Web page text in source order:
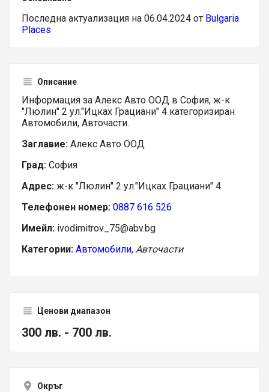
Последна актуализация на 06.04.2024 от Bulgaria
Places
Описание
Информация за Алекс Авто ООД в София, ж-к
"Люлин" 2 ул."Ицках Грациани" 4 категоризиран
Автомобили, Авточасти.
Заглавие: Алекс Авто ООД
Град: София
Адрес: ж-к "Люлин" 2 ул."Ицках Грациани" 4
Телефонен номер: 0887 616 526
Имейл: ivodimitrov_75@abv.bg
Категории: Автомобили, Авточасти
Ценови диапазон
300 лв. - 700 лв.
Окръг